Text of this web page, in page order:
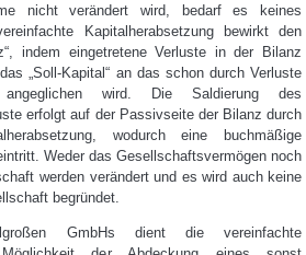
nicht verändert wird, bedarf es keines
Kapitalherabsetzung bewirkt den
indem eingetretene Verluste in der Bilanz
„Soll-Kapital“ an das schon durch Verluste
angeglichen wird. Die Saldierung des
erfolgt auf der Passivseite der Bilanz durch
wodurch eine buchmäßige
Weder das Gesellschaftsvermögen noch
werden verändert und es wird auch keine
begründet.
GmbHs dient die vereinfachte